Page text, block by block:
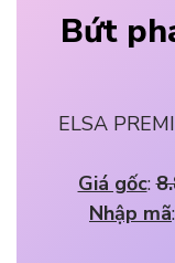
Bứt
ELSA
Giá gốc:
Nhập mã: